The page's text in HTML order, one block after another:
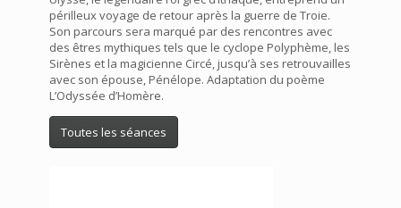
périlleux voyage de retour après la guerre de Troie.
Son parcours sera marqué par des rencontres avec
des êtres mythiques tels que le cyclope Polyphème, les
Sirènes et la magicienne Circé, jusqu’à ses retrouvailles
avec son épouse, Pénélope. Adaptation du poème
L’Odyssée d’Homère.
Toutes les séances